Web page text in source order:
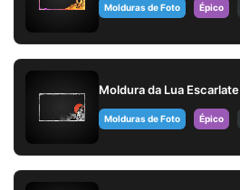
Molduras de Foto Épico
Moldura da Lua Escarlate
Molduras de Foto Épico